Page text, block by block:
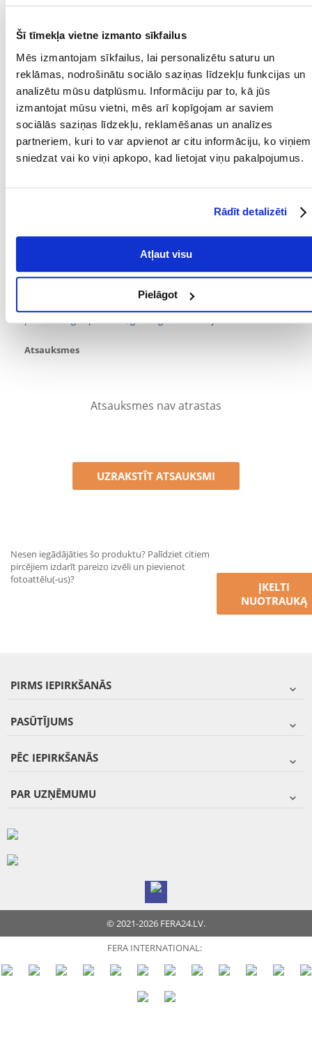
Šī tīmekļa vietne izmanto sīkfailus
Mēs izmantojam sīkfailus, lai personalizētu saturu un
reklāmas, nodrošinātu sociālo saziņas līdzekļu funkcijas un
analizētu mūsu datplūsmu. Informāciju par to, kā jūs
izmantojat mūsu vietni, mēs arī kopīgojam ar saviem
sociālās saziņas līdzekļu, reklamēšanas un analīzes
partneriem, kuri to var apvienot ar citu informāciju, ko viņiem
sniedzat vai ko viņi apkopo, kad lietojat viņu pakalpojumus.
Rādīt detalizēti
Atļaut visu
Pielāgot
Inkontinences gadījumā, kucēm atnešanās laikā un dzīvniekiem pēc
operācijas.
Pieguļ cieši, pateicoties savelkamajām plāksnītēm uz kājām un
augšstilbiem.
Ar atveri astei
Ar Velcro stiprinājumiem abās pusēs
Neausts audums (poliesteris)
Izmērs: M-L
Satur: 12 gab.
Kādi ir produktu vērtēšanas noteikumi?
Tikai reģistrēti FERA24.LV klienti, kuri ir iegādājušies produktu,
var dot tai vērtējumu. Ar zvaigznītēm norādītais vērtējums ir
publicēsim gan pozitīvus, gan negatīvus vērtējumus.
Atsauksmes
Atsauksmes nav atrastas
UZRAKSTĪT ATSAUKSMI
Nesen iegādājāties šo produktu? Palīdziet citiem
pircējiem izdarīt pareizo izvēli un pievienot
fotoattēlu(-us)?
ĮKELTI
NUOTRAUKĄ
PIRMS IEPIRKŠANĀS
PASŪTĪJUMS
PĒC IEPIRKŠANĀS
PAR UZŅĒMUMU
© 2021-2026 FERA24.LV.
FERA INTERNATIONAL: